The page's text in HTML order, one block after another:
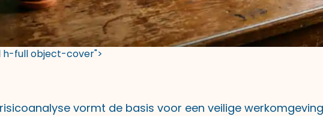
h-full object-cover">
risicoanalyse vormt de basis voor een veilige